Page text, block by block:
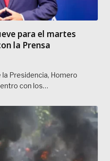
para el martes
la Prensa
Presidencia, Homero
con los…